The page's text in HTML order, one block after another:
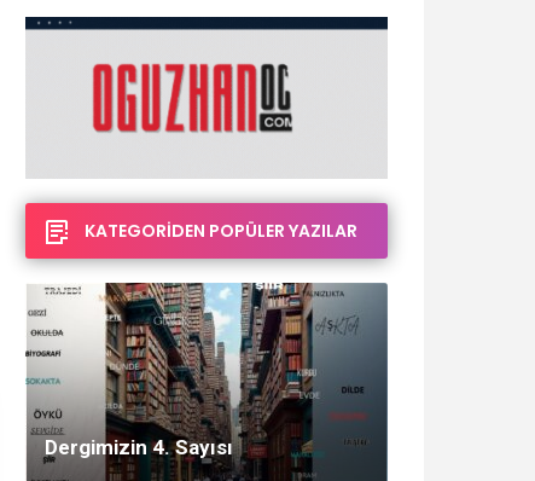
KATEGORİDEN POPÜLER YAZILAR
Aralık 1, 2025
Dergimizin 4. Sayısı